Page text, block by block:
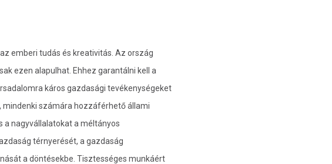
emberi tudás és kreativitás. Az ország
ezen alapulhat. Ehhez garantálni kell a
káros gazdasági tevékenységeket
mindenki számára hozzáférhető állami
a nagyvállalatokat a méltányos
térnyerését, a gazdaság
a döntésekbe. Tisztességes munkáért